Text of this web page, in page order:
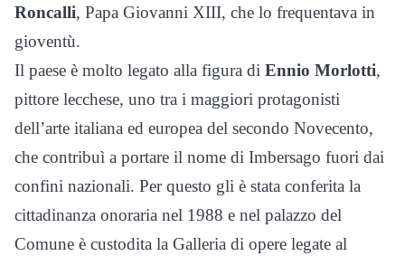
Roncalli, Papa Giovanni XIII, che lo frequentava in
gioventù.
Il paese è molto legato alla figura di Ennio Morlotti,
pittore lecchese, uno tra i maggiori protagonisti
dell’arte italiana ed europea del secondo Novecento,
che contribuì a portare il nome di Imbersago fuori dai
confini nazionali. Per questo gli è stata conferita la
cittadinanza onoraria nel 1988 e nel palazzo del
Comune è custodita la Galleria di opere legate al